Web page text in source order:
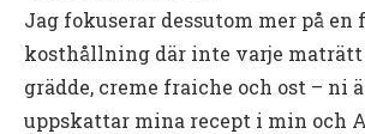
Jag fokuserar dessutom mer på en
kosthållning där inte varje
grädde, creme fraiche och ost – ni
uppskattar mina recept i min och